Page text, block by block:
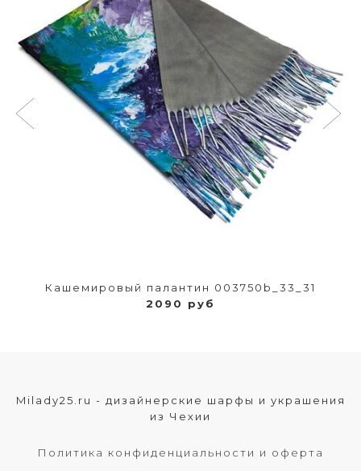
Кашемировый палантин 003750b_33_31
2090 руб
Milady25.ru - дизайнерские шарфы и украшения
из Чехии
Политика конфиденциальности и оферта